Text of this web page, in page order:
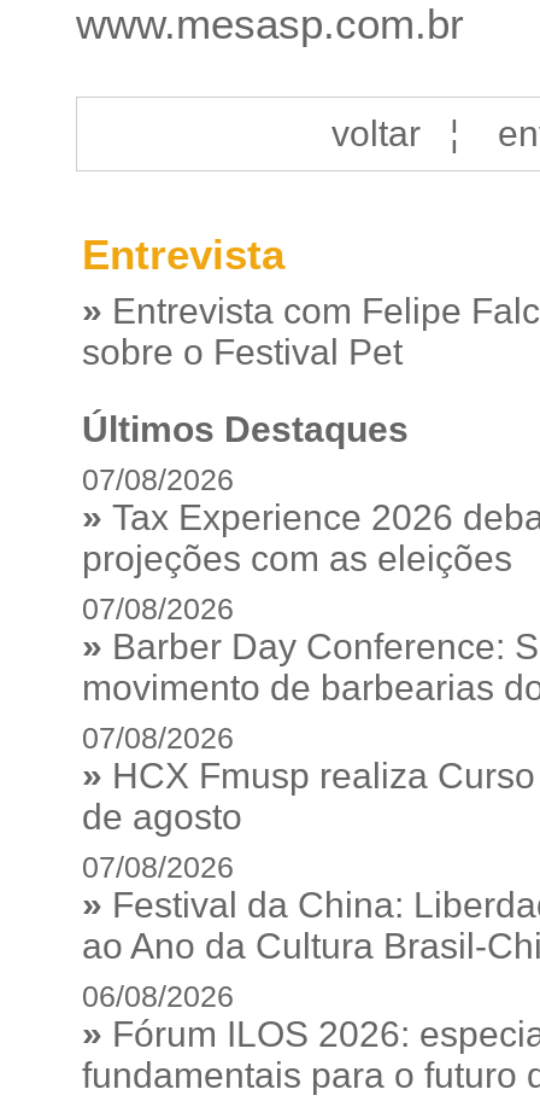
www.mesasp.com.br
voltar¦
Entrevista
» Entrevista com Felipe
sobre o Festival Pet
Últimos Destaques
07/08/2026
» Tax Experience 2026
projeções com as eleições
07/08/2026
» Barber Day Conference:
movimento de barbearias
07/08/2026
» HCX Fmusp realiza
de agosto
07/08/2026
» Festival da China:
ao Ano da Cultura Brasil-
06/08/2026
» Fórum ILOS 2026:
fundamentais para o futuro